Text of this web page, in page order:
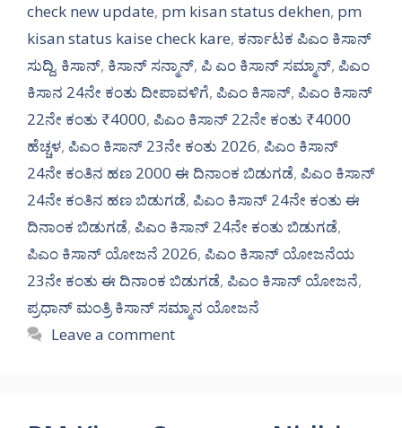
check new update, pm kisan status dekhen, pm
kisan status kaise check kare, ಕರ್ನಾಟಕ ಪಿಎಂ ಕಿಸಾನ್
ಸುದ್ದಿ, ಕಿಸಾನ್, ಕಿಸಾನ್ ಸನ್ಮಾನ್, ಪಿ ಎಂ ಕಿಸಾನ್ ಸಮ್ಮಾನ್, ಪಿಎಂ
ಕಿಸಾನ 24ನೇ ಕಂತು ದೀಪಾವಳಿಗೆ, ಪಿಎಂ ಕಿಸಾನ್, ಪಿಎಂ ಕಿಸಾನ್
22ನೇ ಕಂತು ₹4000, ಪಿಎಂ ಕಿಸಾನ್ 22ನೇ ಕಂತು ₹4000
ಹೆಚ್ಚಳ, ಪಿಎಂ ಕಿಸಾನ್ 23ನೇ ಕಂತು 2026, ಪಿಎಂ ಕಿಸಾನ್
24ನೇ ಕಂತಿನ ಹಣ 2000 ಈ ದಿನಾಂಕ ಬಿಡುಗಡೆ, ಪಿಎಂ ಕಿಸಾನ್
24ನೇ ಕಂತಿನ ಹಣ ಬಿಡುಗಡೆ, ಪಿಎಂ ಕಿಸಾನ್ 24ನೇ ಕಂತು ಈ
ದಿನಾಂಕ ಬಿಡುಗಡೆ, ಪಿಎಂ ಕಿಸಾನ್ 24ನೇ ಕಂತು ಬಿಡುಗಡೆ,
ಪಿಎಂ ಕಿಸಾನ್ ಯೋಜನೆ 2026, ಪಿಎಂ ಕಿಸಾನ್ ಯೋಜನೆಯ
23ನೇ ಕಂತು ಈ ದಿನಾಂಕ ಬಿಡುಗಡೆ, ಪಿಎಂ ಕಿಸಾನ್ ಯೋಜನೆ,
ಪ್ರಧಾನ್ ಮಂತ್ರಿ ಕಿಸಾನ್ ಸಮ್ಮಾನ ಯೋಜನೆ
Leave a comment